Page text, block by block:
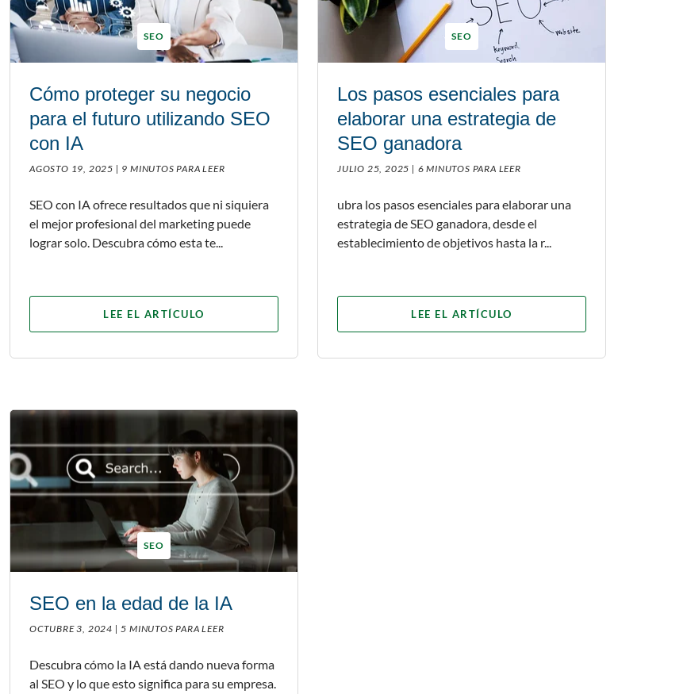
SEO
Cómo proteger su negocio
para el futuro utilizando SEO
con IA
AGOSTO 19, 2025 | 9 MINUTOS PARA LEER
SEO con IA ofrece resultados que ni siquiera
el mejor profesional del marketing puede
lograr solo. Descubra cómo esta te...
LEE EL ARTÍCULO
SEO
Los pasos esenciales para
elaborar una estrategia de
SEO ganadora
JULIO 25, 2025 | 6 MINUTOS PARA LEER
ubra los pasos esenciales para elaborar una
estrategia de SEO ganadora, desde el
establecimiento de objetivos hasta la r...
LEE EL ARTÍCULO
SEO
SEO en la edad de la IA
OCTUBRE 3, 2024 | 5 MINUTOS PARA LEER
Descubra cómo la IA está dando nueva forma
al SEO y lo que esto significa para su empresa.